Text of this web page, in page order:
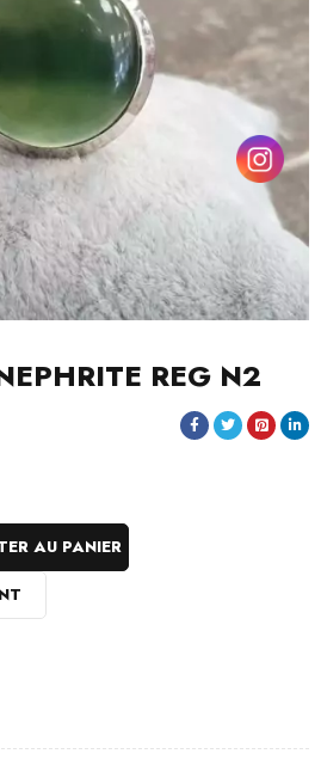
REG N2
AU PANIER